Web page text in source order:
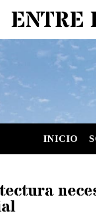
ENTRE
INICIO